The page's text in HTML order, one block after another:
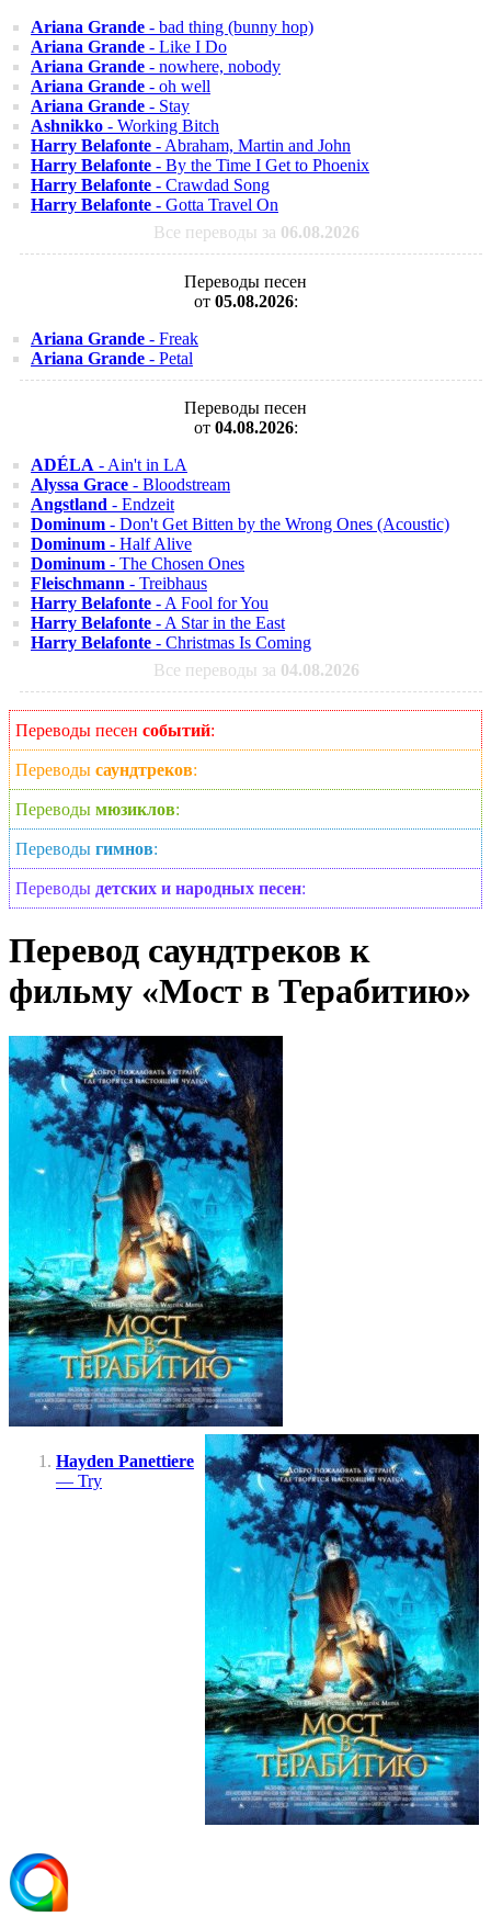
Ariana Grande - bad thing (bunny hop)
Ariana Grande - Like I Do
Ariana Grande - nowhere, nobody
Ariana Grande - oh well
Ariana Grande - Stay
Ashnikko - Working Bitch
Harry Belafonte - Abraham, Martin and John
Harry Belafonte - By the Time I Get to Phoenix
Harry Belafonte - Crawdad Song
Harry Belafonte - Gotta Travel On
Все переводы за 06.08.2026
Переводы песен
от 05.08.2026:
Ariana Grande - Freak
Ariana Grande - Petal
Переводы песен
от 04.08.2026:
ADÉLA - Ain't in LA
Alyssa Grace - Bloodstream
Angstland - Endzeit
Dominum - Don't Get Bitten by the Wrong Ones (Acoustic)
Dominum - Half Alive
Dominum - The Chosen Ones
Fleischmann - Treibhaus
Harry Belafonte - A Fool for You
Harry Belafonte - A Star in the East
Harry Belafonte - Christmas Is Coming
Все переводы за 04.08.2026
Переводы песен событий:
Переводы саундтреков:
Переводы мюзиклов:
Переводы гимнов:
Переводы детских и народных песен:
Перевод саундтреков к
фильму «Мост в Терабитию»
Hayden Panettiere
— Try